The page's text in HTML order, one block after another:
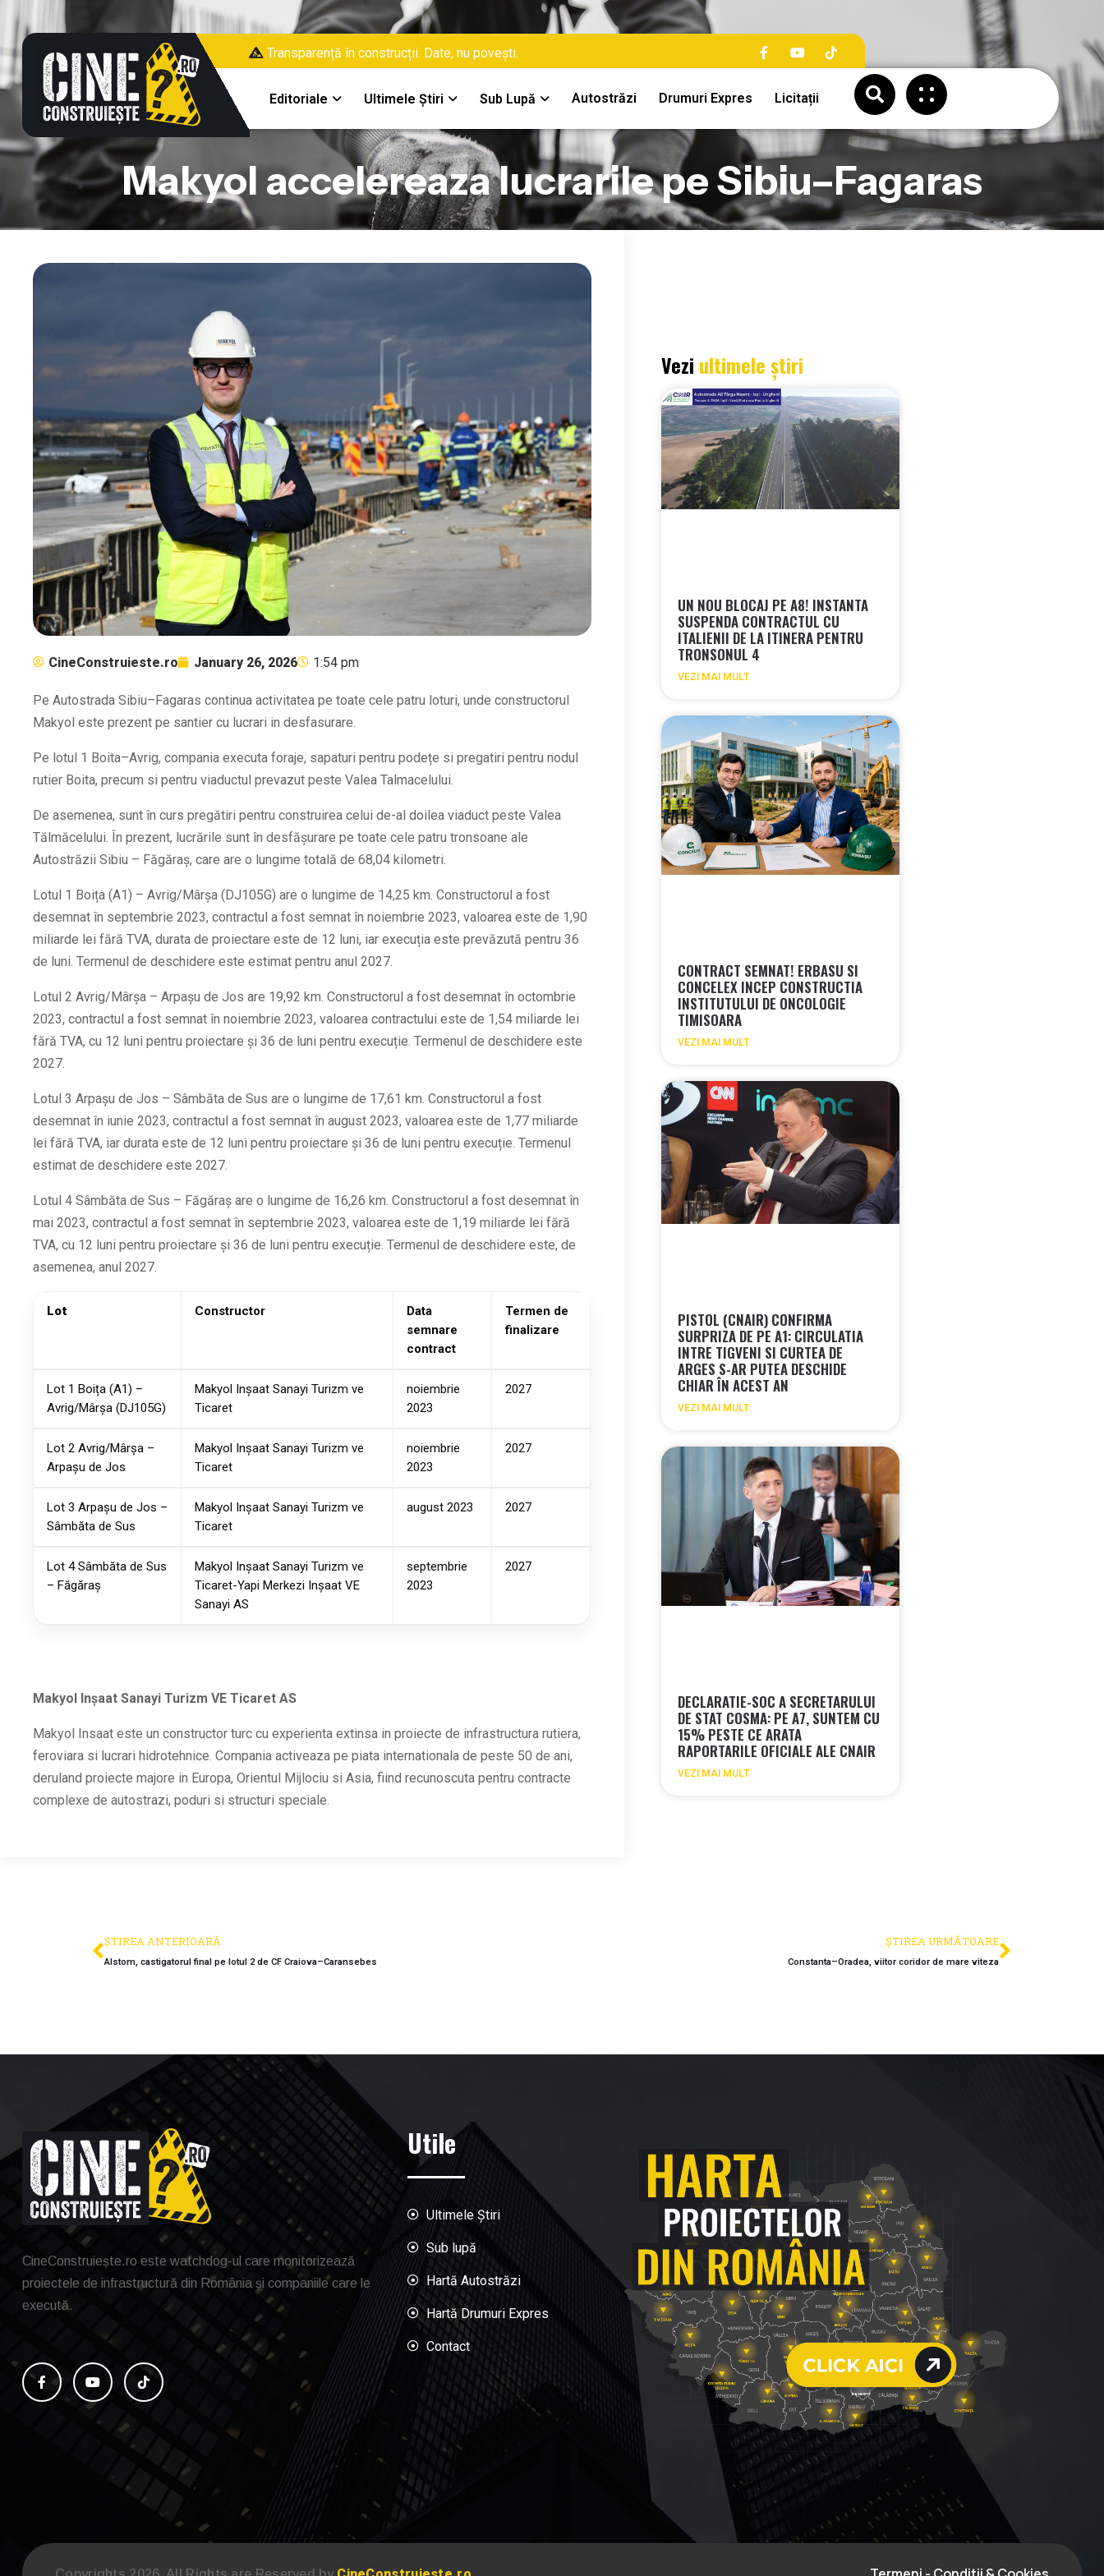
Transparență în construcții. Date, nu povești.
Editoriale Ultimele Știri Sub Lupă Autostrăzi Drumuri Expres Licitații
Makyol accelereaza lucrarile pe Sibiu–Fagaras
CineConstruieste.ro January 26, 2026 1:54 pm
Pe Autostrada Sibiu–Fagaras continua activitatea pe toate cele patru loturi, unde constructorul
Makyol este prezent pe santier cu lucrari in desfasurare.
Pe lotul 1 Boita–Avrig, compania executa foraje, sapaturi pentru podețe si pregatiri pentru nodul
rutier Boita, precum si pentru viaductul prevazut peste Valea Talmacelului.
De asemenea, sunt în curs pregătiri pentru construirea celui de-al doilea viaduct peste Valea
Tălmăcelului. În prezent, lucrările sunt în desfășurare pe toate cele patru tronsoane ale
Autostrăzii Sibiu – Făgăraș, care are o lungime totală de 68,04 kilometri.
Lotul 1 Boița (A1) – Avrig/Mârșa (DJ105G) are o lungime de 14,25 km. Constructorul a fost
desemnat în septembrie 2023, contractul a fost semnat în noiembrie 2023, valoarea este de 1,90
miliarde lei fără TVA, durata de proiectare este de 12 luni, iar execuția este prevăzută pentru 36
de luni. Termenul de deschidere este estimat pentru anul 2027.
Lotul 2 Avrig/Mârșa – Arpașu de Jos are 19,92 km. Constructorul a fost desemnat în octombrie
2023, contractul a fost semnat în noiembrie 2023, valoarea contractului este de 1,54 miliarde lei
fără TVA, cu 12 luni pentru proiectare și 36 de luni pentru execuție. Termenul de deschidere este
2027.
Lotul 3 Arpașu de Jos – Sâmbăta de Sus are o lungime de 17,61 km. Constructorul a fost
desemnat în iunie 2023, contractul a fost semnat în august 2023, valoarea este de 1,77 miliarde
lei fără TVA, iar durata este de 12 luni pentru proiectare și 36 de luni pentru execuție. Termenul
estimat de deschidere este 2027.
Lotul 4 Sâmbăta de Sus – Făgăraș are o lungime de 16,26 km. Constructorul a fost desemnat în
mai 2023, contractul a fost semnat în septembrie 2023, valoarea este de 1,19 miliarde lei fără
TVA, cu 12 luni pentru proiectare și 36 de luni pentru execuție. Termenul de deschidere este, de
asemenea, anul 2027.
Lot Constructor
Data
semnare
contract
Termen de
finalizare
Lot 1 Boița (A1) –
Avrig/Mârșa (DJ105G)
Makyol Inșaat Sanayi Turizm ve
Ticaret
noiembrie
2023
2027
Lot 2 Avrig/Mârșa –
Arpașu de Jos
Makyol Inșaat Sanayi Turizm ve
Ticaret
noiembrie
2023
2027
Lot 3 Arpașu de Jos –
Sâmbăta de Sus
Makyol Inșaat Sanayi Turizm ve
Ticaret
august 2023 2027
Lot 4 Sâmbăta de Sus
– Făgăraș
Makyol Inșaat Sanayi Turizm ve
Ticaret-Yapi Merkezi Inșaat VE
Sanayi AS
septembrie
2023
2027
Makyol Inșaat Sanayi Turizm VE Ticaret AS
Makyol Insaat este un constructor turc cu experienta extinsa in proiecte de infrastructura rutiera,
feroviara si lucrari hidrotehnice. Compania activeaza pe piata internationala de peste 50 de ani,
deruland proiecte majore in Europa, Orientul Mijlociu si Asia, fiind recunoscuta pentru contracte
complexe de autostrazi, poduri si structuri speciale.
Vezi ultimele știri
UN NOU BLOCAJ PE A8! INSTANTA
SUSPENDA CONTRACTUL CU
ITALIENII DE LA ITINERA PENTRU
TRONSONUL 4
VEZI MAI MULT
CONTRACT SEMNAT! ERBASU SI
CONCELEX INCEP CONSTRUCTIA
INSTITUTULUI DE ONCOLOGIE
TIMISOARA
VEZI MAI MULT
PISTOL (CNAIR) CONFIRMA
SURPRIZA DE PE A1: CIRCULATIA
INTRE TIGVENI SI CURTEA DE
ARGES S-AR PUTEA DESCHIDE
CHIAR ÎN ACEST AN
VEZI MAI MULT
DECLARATIE-SOC A SECRETARULUI
DE STAT COSMA: PE A7, SUNTEM CU
15% PESTE CE ARATA
RAPORTARILE OFICIALE ALE CNAIR
VEZI MAI MULT
ȘTIREA ANTERIOARĂ
Alstom, castigatorul final pe lotul 2 de CF Craiova–Caransebes
ȘTIREA URMĂTOARE
Constanta–Oradea, viitor coridor de mare viteza
CineConstruiește.ro este watchdog-ul care monitorizează
proiectele de infrastructură din România și companiile care le
execută.
Utile
Ultimele Știri
Sub lupă
Hartă Autostrăzi
Hartă Drumuri Expres
Contact